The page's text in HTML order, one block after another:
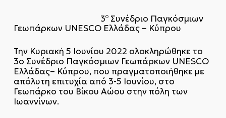
3ΟΣυνέδριο Παγκόσμιων
Γεωπάρκων UNESCO Ελλάδας – Κύπρου
Την Κυριακή 5 Ιουνίου 2022 ολοκληρώθηκε το
3ο Συνέδριο Παγκόσμιων Γεωπάρκων UNESCO
Ελλάδας– Κύπρου, που πραγματοποιήθηκε με
απόλυτη επιτυχία από 3-5 Ιουνίου, στο
Γεωπάρκο του Βίκου Αώου στην πόλη των
Ιωαννίνων.